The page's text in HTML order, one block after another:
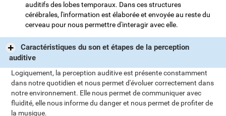
auditifs des lobes temporaux. Dans ces structures
cérébrales, l'information est élaborée et envoyée au reste du
cerveau pour nous permettre d'interagir avec elle.
Caractéristiques du son et étapes de la perception
auditive
Logiquement, la perception auditive est présente constamment
dans notre quotidien et nous permet d'évoluer correctement dans
notre environnement. Elle nous permet de communiquer avec
fluidité, elle nous informe du danger et nous permet de profiter de
la musique.